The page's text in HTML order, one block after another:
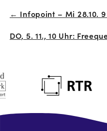
Beitrags-
Navigation
← Infopoint – Mi 28.10. 9
DO, 5. 11., 10 Uhr: